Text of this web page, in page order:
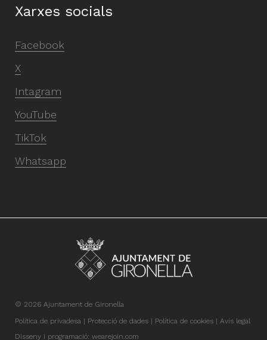
Xarxes socials
Facebook
X
Intagram
YouTube
TikTok
Whatsapp
© 2026 Ajuntament de Gironella
Política de privadesa
Protecció de dades Política de cookies
Avís legal
Disseny i programació: wearejoin.com